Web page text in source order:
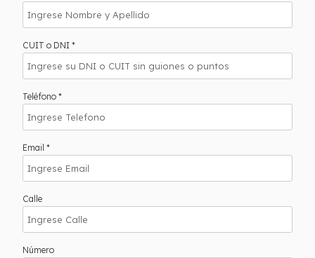
CUIT o DNI *
Teléfono *
Email *
Calle
Número